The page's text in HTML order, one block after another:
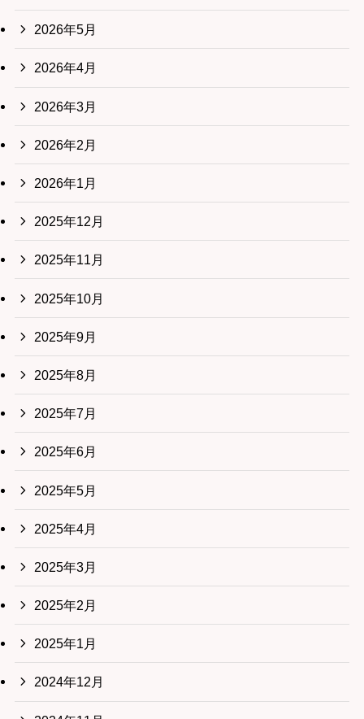
2026年5月
2026年4月
2026年3月
2026年2月
2026年1月
2025年12月
2025年11月
2025年10月
2025年9月
2025年8月
2025年7月
2025年6月
2025年5月
2025年4月
2025年3月
2025年2月
2025年1月
2024年12月